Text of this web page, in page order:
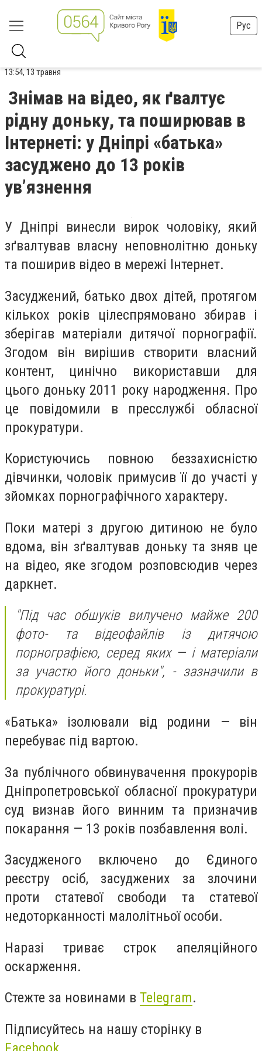
Рус
13:54, 13 травня
Знімав на відео, як ґвалтує
рідну доньку, та поширював в
Інтернеті: у Дніпрі «батька»
засуджено до 13 років
ув’язнення
У Дніпрі винесли вирок чоловіку, який
зґвалтував власну неповнолітню доньку
та поширив відео в мережі Інтернет.
Засуджений, батько двох дітей, протягом
кількох років цілеспрямовано збирав і
зберігав матеріали дитячої порнографії.
Згодом він вирішив створити власний
контент, цинічно використавши для
цього доньку 2011 року народження. Про
це повідомили в пресслужбі обласної
прокуратури.
Користуючись повною беззахисністю
дівчинки, чоловік примусив її до участі у
зйомках порнографічного характеру.
Поки матері з другою дитиною не було
вдома, він зґвалтував доньку та зняв це
на відео, яке згодом розповсюдив через
даркнет.
"Під час обшуків вилучено майже 200
фото- та відеофайлів із дитячою
порнографією, серед яких — і матеріали
за участю його доньки", - зазначили в
прокуратурі.
«Батька» ізолювали від родини — він
перебуває під вартою.
За публічного обвинувачення прокурорів
Дніпропетровської обласної прокуратури
суд визнав його винним та призначив
покарання — 13 років позбавлення волі.
Засудженого включено до Єдиного
реєстру осіб, засуджених за злочини
проти статевої свободи та статевої
недоторканності малолітньої особи.
Наразі триває строк апеляційного
оскарження.
Стежте за новинами в Telegram.
Підписуйтесь на нашу сторінку в